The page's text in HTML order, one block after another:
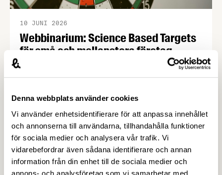
Denna webbplats använder cookies
Vi använder enhetsidentifierare för att anpassa innehållet
och annonserna till användarna, tillhandahålla funktioner
för sociala medier och analysera vår trafik. Vi
vidarebefordrar även sådana identifierare och annan
information från din enhet till de sociala medier och
annons- och analysföretag som vi samarbetar med.
Webbinarium: Science Based Targets
för små och mellanstora företag –
Livsmedelsföretagen
10 JUNI 2026
Tillsammans med IVL erbjuder vi ett kostnadsfritt
Targets för små och medelstora företag.
Vetenskapligt baserade klimatmål kan stärka
företagets position, öka förtroendet hos kunder
och samarbetspartners och göra det lättare att
möta nya krav i värdekedjan. Kraven på hållbarhet
ökar snabbt – från kunder, investerare och större